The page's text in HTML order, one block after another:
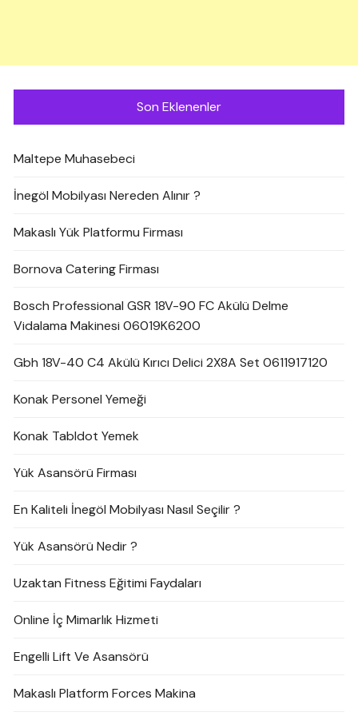
Son Eklenenler
Maltepe Muhasebeci
İnegöl Mobilyası Nereden Alınır ?
Makaslı Yük Platformu Firması
Bornova Catering Firması
Bosch Professional GSR 18V-90 FC Akülü Delme
Vidalama Makinesi 06019K6200
Gbh 18V-40 C4 Akülü Kırıcı Delici 2X8A Set 0611917120
Konak Personel Yemeği
Konak Tabldot Yemek
Yük Asansörü Firması
En Kaliteli İnegöl Mobilyası Nasıl Seçilir ?
Yük Asansörü Nedir ?
Uzaktan Fitness Eğitimi Faydaları
Online İç Mimarlık Hizmeti
Engelli Lift Ve Asansörü
Makaslı Platform Forces Makina